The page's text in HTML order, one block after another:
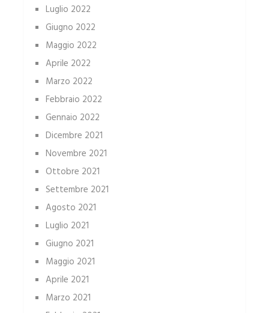
Luglio 2022
Giugno 2022
Maggio 2022
Aprile 2022
Marzo 2022
Febbraio 2022
Gennaio 2022
Dicembre 2021
Novembre 2021
Ottobre 2021
Settembre 2021
Agosto 2021
Luglio 2021
Giugno 2021
Maggio 2021
Aprile 2021
Marzo 2021